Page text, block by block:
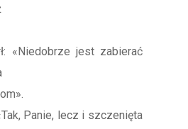
«Niedobrze jest zabierać
Panie, lecz i szczenięta